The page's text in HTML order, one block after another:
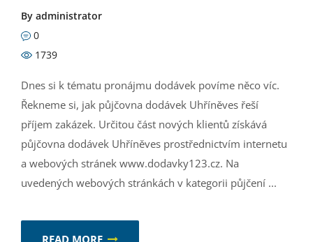
By administrator
0
1739
Dnes si k tématu pronájmu dodávek povíme něco víc.
Řekneme si, jak půjčovna dodávek Uhříněves řeší
příjem zakázek. Určitou část nových klientů získává
půjčovna dodávek Uhříněves prostřednictvím internetu
a webových stránek www.dodavky123.cz. Na
uvedených webových stránkách v kategorii půjčení ...
READ MORE